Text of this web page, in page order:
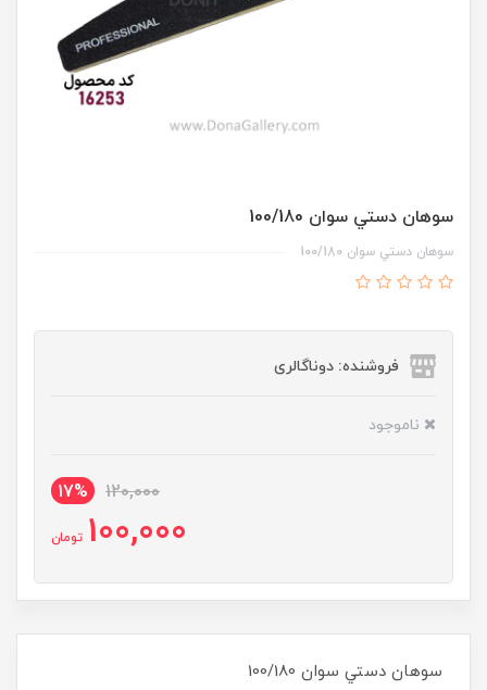
سوهان دستي سوان 100/180
سوهان دستي سوان 100/180
فروشنده: دوناگالری
ناموجود
120,000
17%
100,000 تومان
سوهان دستي سوان 100/180